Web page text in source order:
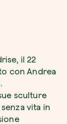
il 22
con Andrea
sculture
vita in